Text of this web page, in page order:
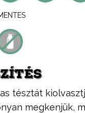
tésztát
megkenjük,